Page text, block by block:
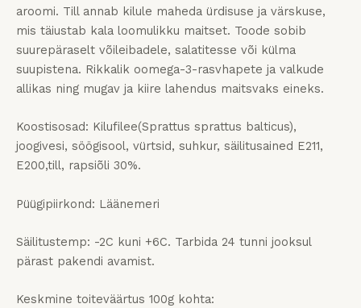
aroomi. Till annab kilule maheda ürdisuse ja värskuse,
mis täiustab kala loomulikku maitset. Toode sobib
suurepäraselt võileibadele, salatitesse või külma
suupistena. Rikkalik oomega-3-rasvhapete ja valkude
allikas ning mugav ja kiire lahendus maitsvaks eineks.
Koostisosad: Kilufilee(Sprattus sprattus balticus),
joogivesi, söögisool, vürtsid, suhkur, säilitusained E211,
E200,till, rapsiõli 30%.
Püügipiirkond: Läänemeri
Säilitustemp: -2C kuni +6C. Tarbida 24 tunni jooksul
pärast pakendi avamist.
Keskmine toiteväärtus 100g kohta: